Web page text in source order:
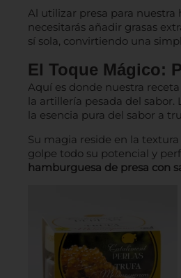
Al utilizar presa para nuestra
necesitarás añadir grasas
sí sola, convirtiendo una
El Toque Mágico:
Aquí es donde nuestra
la artillería pesada del
la esencia pura del sabor a
Su magia reside en la
golpe todo su potencial y
hamburguesa de presa con